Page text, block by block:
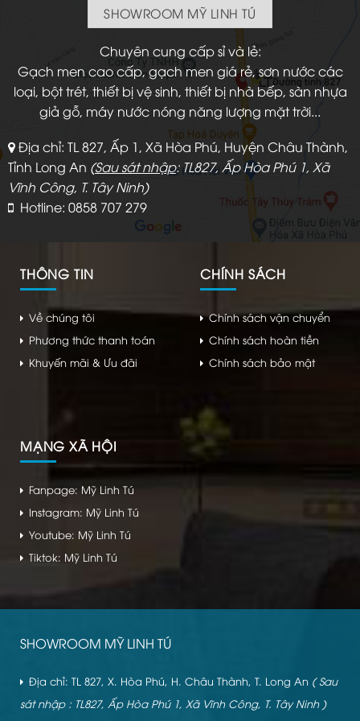
SHOWROOM MỸ LINH TÚ
Chuyên cung cấp sỉ và lẻ:
Gạch men cao cấp, gạch men giá rẻ, sơn nước các
loại, bột trét, thiết bị vệ sinh, thiết bị nhà bếp, sàn nhựa
giả gỗ, máy nước nóng năng lượng mặt trời...
Địa chỉ: TL 827, Ấp 1, Xã Hòa Phú, Huyện Châu Thành,
Tỉnh Long An (Sau sát nhập: TL827, Ấp Hòa Phú 1, Xã
Vĩnh Công, T. Tây Ninh)
Hotline: 0858 707 279
THÔNG TIN
Về chúng tôi
Phương thức thanh toán
Khuyến mãi & Ưu đãi
CHÍNH SÁCH
Chính sách vận chuyển
Chính sách hoàn tiền
Chính sách bảo mật
MẠNG XÃ HỘI
Fanpage: Mỹ Linh Tú
Instagram: Mỹ Linh Tú
Youtube: Mỹ Linh Tú
Tiktok: Mỹ Linh Tú
SHOWROOM MỸ LINH TÚ
Địa chỉ: TL 827, X. Hòa Phú, H. Châu Thành, T. Long An ( Sau
sát nhập : TL827, Ấp Hòa Phú 1, Xã Vĩnh Công, T. Tây Ninh )